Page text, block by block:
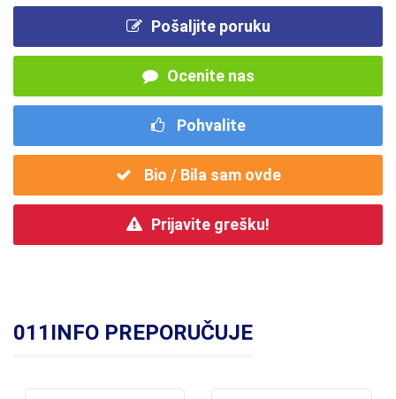
Pošaljite poruku
Ocenite nas
Pohvalite
Bio / Bila sam ovde
Prijavite grešku!
011INFO PREPORUČUJE